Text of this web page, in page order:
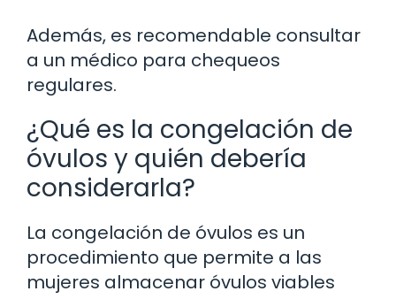
Además, es recomendable consultar
a un médico para chequeos
regulares.
¿Qué es la congelación de
óvulos y quién debería
considerarla?
La congelación de óvulos es un
procedimiento que permite a las
mujeres almacenar óvulos viables